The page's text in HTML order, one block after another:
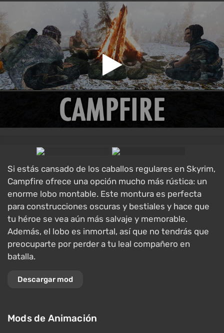
Si estás cansado de los caballos regulares en Skyrim,
Campfire ofrece una opción mucho más rústica: un
enorme lobo montable. Este montura es perfecta
para construcciones oscuras y bestiales y hace que
tu héroe se vea aún más salvaje y memorable.
Además, el lobo es inmortal, así que no tendrás que
preocuparte por perder a tu leal compañero en
batalla.
Descargar mod
Mods de Animación